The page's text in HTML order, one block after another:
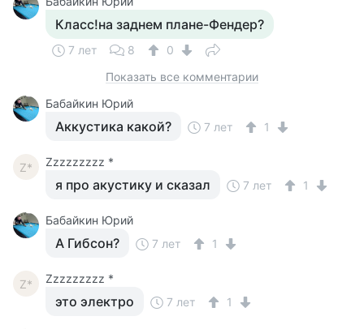
Класс!на заднем плане-Фендер?
7 лет 8
0
Показать все комментарии
Бабайкин Юрий
Аккустика какой? 7 лет 1
Z* Zzzzzzzzz *
я про акустику и сказал 7 лет 1
Бабайкин Юрий
А Гибсон? 7 лет 1
Z* Zzzzzzzzz *
это электро 7 лет 1